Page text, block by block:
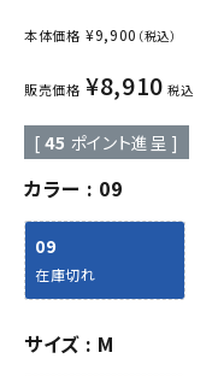
本体価格 ¥9,900 （税込）
販売価格 ¥8,910 税込
[ 45 ポイント進呈 ]
カラー 09
09
在庫切れ
サイズ M